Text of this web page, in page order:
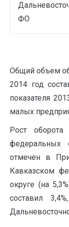
ФО
Общий объем
2014 год
показателя
малых
Рост
федеральных
отмечен в
Кавказском
округе (на
составил